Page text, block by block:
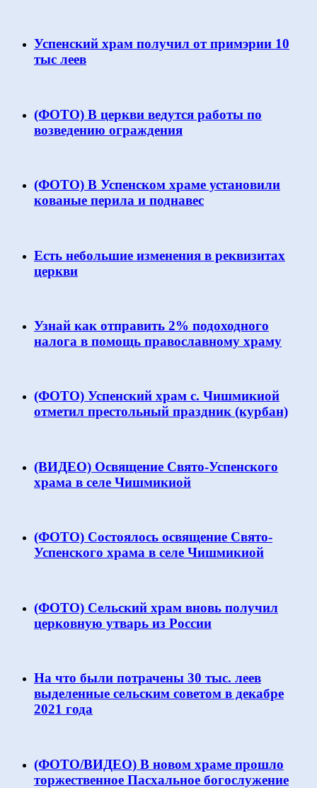
Успенский храм получил от примэрии 10
тыс леев
(ФОТО) В церкви ведутся работы по
возведению ограждения
(ФОТО) В Успенском храме установили
кованые перила и поднавес
Есть небольшие изменения в реквизитах
церкви
Узнай как отправить 2% подоходного
налога в помощь православному храму
(ФОТО) Успенский храм с. Чишмикиой
отметил престольный праздник (курбан)
(ВИДЕО) Освящение Свято-Успенского
храма в селе Чишмикиой
(ФОТО) Состоялось освящение Свято-
Успенского храма в селе Чишмикиой
(ФОТО) Сельский храм вновь получил
церковную утварь из России
На что были потрачены 30 тыс. леев
выделенные сельским советом в декабре
2021 года
(ФОТО/ВИДЕО) В новом храме прошло
торжественное Пасхальное богослужение